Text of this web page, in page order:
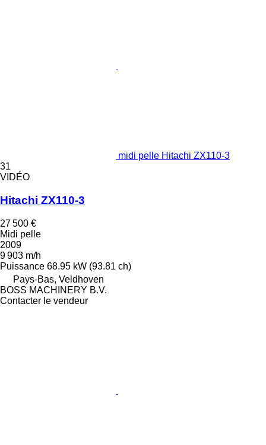
midi pelle Hitachi ZX110-3
31
VIDÉO
Hitachi ZX110-3
27 500 €
Midi pelle
2009
9 903 m/h
Puissance 68.95 kW (93.81 ch)
Pays-Bas, Veldhoven
BOSS MACHINERY B.V.
Contacter le vendeur